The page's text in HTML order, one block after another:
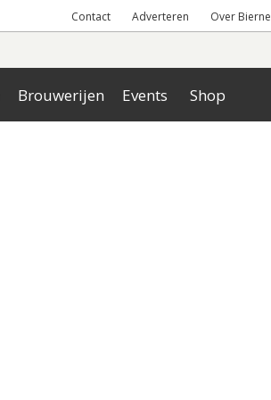
Contact Adverteren Over
Brouwerijen Events Shop